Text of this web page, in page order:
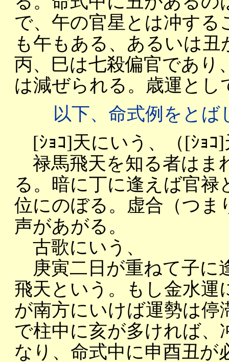
で、午の官星とは冲す
も午もある、あるいは
丙、巳は七殺偏官であり
は減ぜられる。歳運と
以下、命式例をとば
[ｼｮｺ]天にいう、（[ｼｮｺ]
禄馬飛天を知る者はま
る。暗に丁に逢えば官
位にのぼる。虚合（つま
声があがる。
古歌にいう、
庚寅二日が重ねて子に
飛天という。もし金水運
が南方にいけば運勢は停
で柱中に亥が多ければ、
なり、命式中に申酉丑が